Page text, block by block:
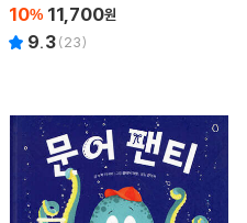
10% 11,700원
9.3(23)